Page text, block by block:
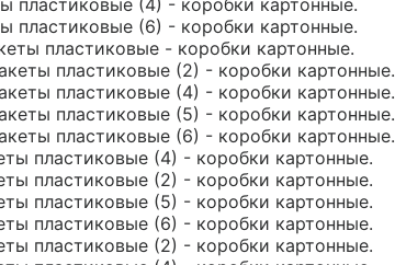
пластиковые (4) - коробки картонные.
пластиковые (6) - коробки картонные.
пластиковые - коробки картонные.
пластиковые (2) - коробки картонные.
пластиковые (4) - коробки картонные.
пластиковые (5) - коробки картонные.
пластиковые (6) - коробки картонные.
пластиковые (4) - коробки картонные.
пластиковые (2) - коробки картонные.
пластиковые (5) - коробки картонные.
пластиковые (6) - коробки картонные.
пластиковые (2) - коробки картонные.